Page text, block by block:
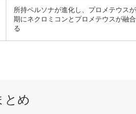
所持ペルソナが進化し、プロメテウス
期にネクロミコンとプロメテウスが融
る
とめ